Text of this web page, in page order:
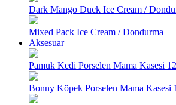
Dark Mango Duck Ice Cream /
Mixed Pack Ice Cream / Dondurma
Aksesuar
Pamuk Kedi Porselen Mama Kasesi
Bonny Köpek Porselen Mama Kasesi